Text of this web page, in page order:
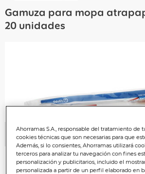
Gamuza para mopa
20 unidades
Anterior
Ahorramas S.A., responsable del tratamiento de
cookies técnicas que son necesarias para que
Además, si lo consientes, Ahorramas utilizará
terceros para analizar tu navegación con fines
personalización y publicitarios, incluido el
personalizada a partir de un perfil elaborado en